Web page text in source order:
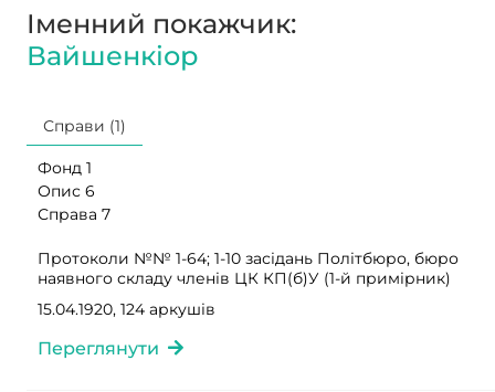
Іменний покажчик:
Вайшенкіор
Справи (1)
Фонд 1
Опис 6
Справа 7
Протоколи №№ 1-64; 1-10 засідань Політбюро, бюро
наявного складу членів ЦК КП(б)У (1-й примірник)
15.04.1920, 124 аркушів
Переглянути